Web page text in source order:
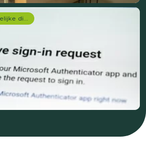
Zakelijke dienstverlening (B2B)